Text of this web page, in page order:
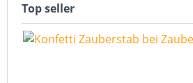
Top seller